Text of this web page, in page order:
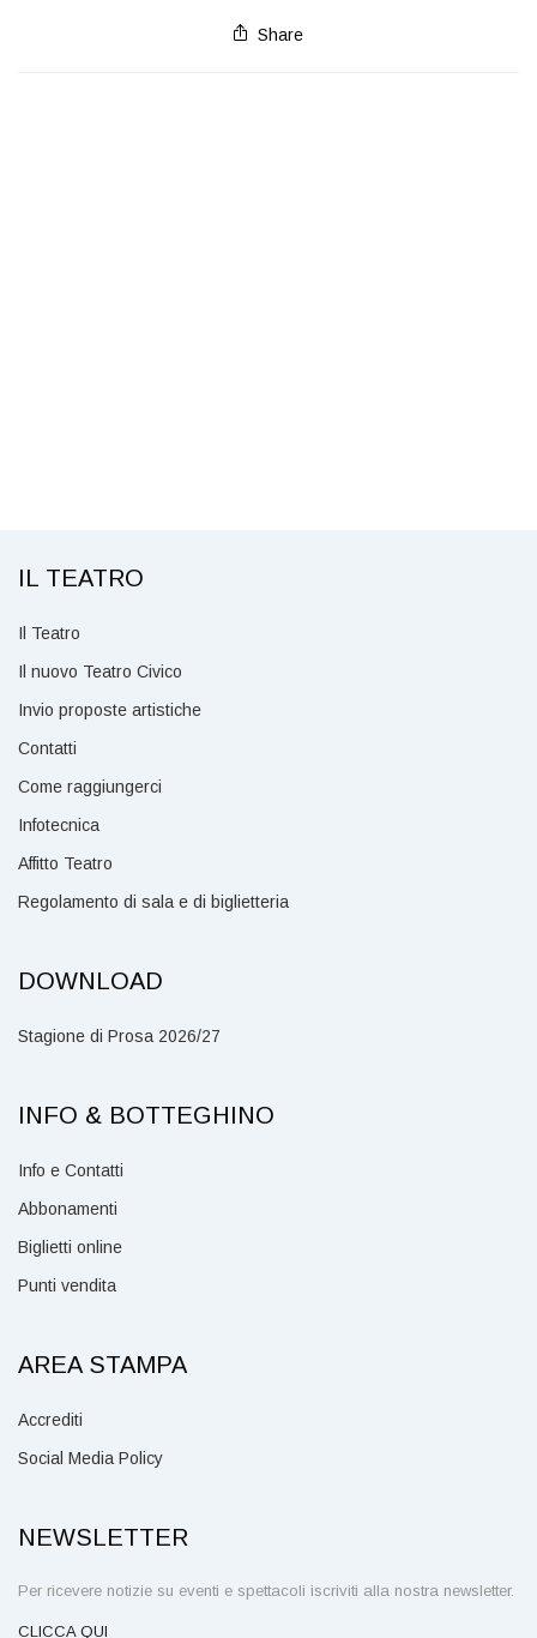
Share
IL TEATRO
Il Teatro
Il nuovo Teatro Civico
Invio proposte artistiche
Contatti
Come raggiungerci
Infotecnica
Affitto Teatro
Regolamento di sala e di biglietteria
DOWNLOAD
Stagione di Prosa 2026/27
INFO & BOTTEGHINO
Info e Contatti
Abbonamenti
Biglietti online
Punti vendita
AREA STAMPA
Accrediti
Social Media Policy
NEWSLETTER
Per ricevere notizie su eventi e spettacoli iscriviti alla nostra newsletter.
CLICCA QUI